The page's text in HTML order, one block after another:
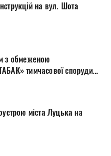
споруди
міста Луцька на